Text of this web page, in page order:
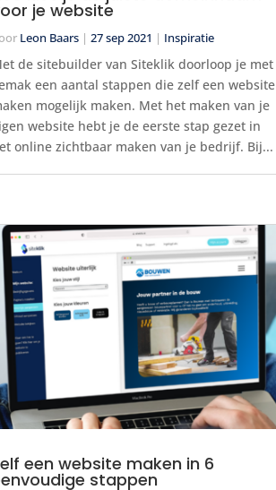
je website
Leon Baars| 27 sep 2021 | Inspiratie
de sitebuilder van Siteklik doorloop je met
een aantal stappen die zelf een website
mogelijk maken. Met het maken van je
website hebt je de eerste stap gezet in
online zichtbaar maken van je bedrijf. Bij...
een website maken in 6
stappen